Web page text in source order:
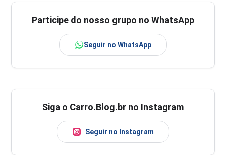
Participe do nosso grupo no WhatsApp
Seguir no WhatsApp
Siga o Carro.Blog.br no Instagram
Seguir no Instagram